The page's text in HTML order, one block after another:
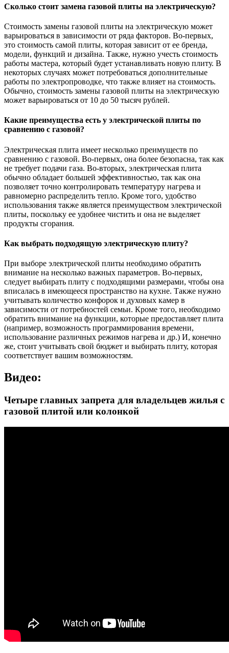
Сколько стоит замена газовой плиты на электрическую?
Стоимость замены газовой плиты на электрическую может
варьироваться в зависимости от ряда факторов. Во-первых,
это стоимость самой плиты, которая зависит от ее бренда,
модели, функций и дизайна. Также, нужно учесть стоимость
работы мастера, который будет устанавливать новую плиту. В
некоторых случаях может потребоваться дополнительные
работы по электропроводке, что также влияет на стоимость.
Обычно, стоимость замены газовой плиты на электрическую
может варьироваться от 10 до 50 тысяч рублей.
Какие преимущества есть у электрической плиты по
сравнению с газовой?
Электрическая плита имеет несколько преимуществ по
сравнению с газовой. Во-первых, она более безопасна, так как
не требует подачи газа. Во-вторых, электрическая плита
обычно обладает большей эффективностью, так как она
позволяет точно контролировать температуру нагрева и
равномерно распределить тепло. Кроме того, удобство
использования также является преимуществом электрической
плиты, поскольку ее удобнее чистить и она не выделяет
продукты сгорания.
Как выбрать подходящую электрическую плиту?
При выборе электрической плиты необходимо обратить
внимание на несколько важных параметров. Во-первых,
следует выбирать плиту с подходящими размерами, чтобы она
вписалась в имеющееся пространство на кухне. Также нужно
учитывать количество конфорок и духовых камер в
зависимости от потребностей семьи. Кроме того, необходимо
обратить внимание на функции, которые предоставляет плита
(например, возможность программирования времени,
использование различных режимов нагрева и др.) И, конечно
же, стоит учитывать свой бюджет и выбирать плиту, которая
соответствует вашим возможностям.
Видео:
Четыре главных запрета для владельцев жилья с
газовой плитой или колонкой